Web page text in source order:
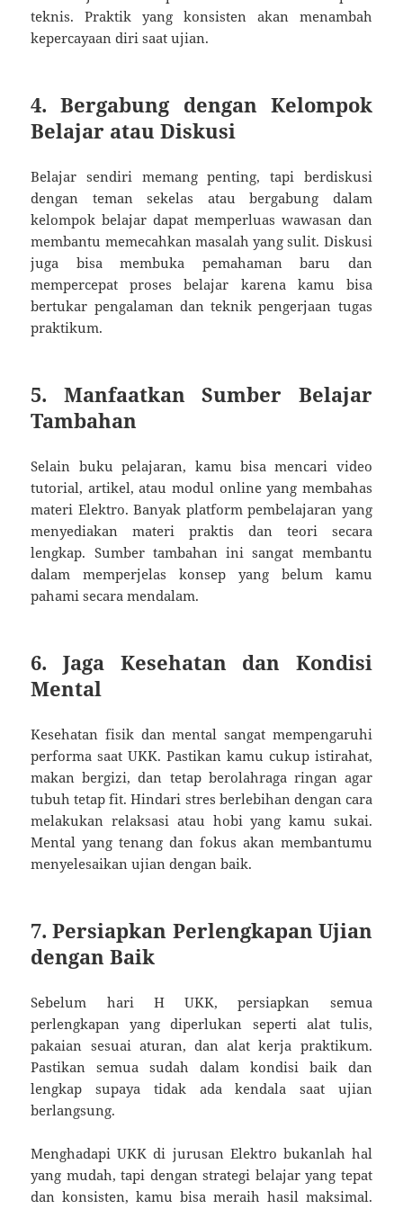
teknis. Praktik yang konsisten akan menambah
kepercayaan diri saat ujian.
4. Bergabung dengan Kelompok
Belajar atau Diskusi
Belajar sendiri memang penting, tapi berdiskusi
dengan teman sekelas atau bergabung dalam
kelompok belajar dapat memperluas wawasan dan
membantu memecahkan masalah yang sulit. Diskusi
juga bisa membuka pemahaman baru dan
mempercepat proses belajar karena kamu bisa
bertukar pengalaman dan teknik pengerjaan tugas
praktikum.
5. Manfaatkan Sumber Belajar
Tambahan
Selain buku pelajaran, kamu bisa mencari video
tutorial, artikel, atau modul online yang membahas
materi Elektro. Banyak platform pembelajaran yang
menyediakan materi praktis dan teori secara
lengkap. Sumber tambahan ini sangat membantu
dalam memperjelas konsep yang belum kamu
pahami secara mendalam.
6. Jaga Kesehatan dan Kondisi
Mental
Kesehatan fisik dan mental sangat mempengaruhi
performa saat UKK. Pastikan kamu cukup istirahat,
makan bergizi, dan tetap berolahraga ringan agar
tubuh tetap fit. Hindari stres berlebihan dengan cara
melakukan relaksasi atau hobi yang kamu sukai.
Mental yang tenang dan fokus akan membantumu
menyelesaikan ujian dengan baik.
7. Persiapkan Perlengkapan Ujian
dengan Baik
Sebelum hari H UKK, persiapkan semua
perlengkapan yang diperlukan seperti alat tulis,
pakaian sesuai aturan, dan alat kerja praktikum.
Pastikan semua sudah dalam kondisi baik dan
lengkap supaya tidak ada kendala saat ujian
berlangsung.
Menghadapi UKK di jurusan Elektro bukanlah hal
yang mudah, tapi dengan strategi belajar yang tepat
dan konsisten, kamu bisa meraih hasil maksimal.